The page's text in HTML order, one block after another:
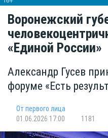
Воронежский
«Единой России»
Александр Гусев
форуме «Есть
От первого лица
01.06.2026 17:00
1181